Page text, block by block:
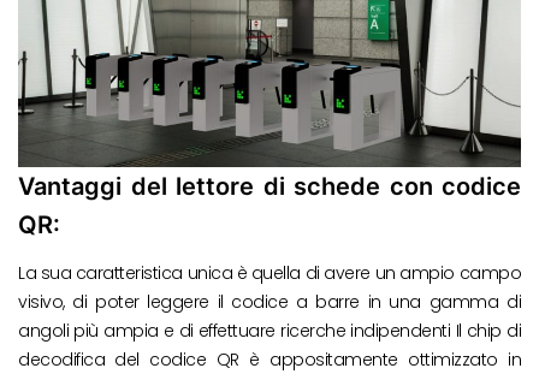
Vantaggi del lettore di schede con codice
QR:
La sua caratteristica unica è quella di avere un ampio campo
visivo, di poter leggere il codice a barre in una gamma di
angoli più ampia e di effettuare ricerche indipendenti Il chip di
decodifica del codice QR è appositamente ottimizzato in